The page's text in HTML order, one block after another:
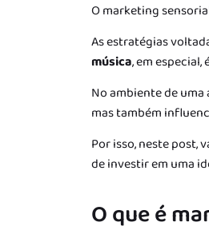
O marketing
As estratégias
música, em
No ambiente de
mas também
Por isso, neste post,
de investir em uma
O que é